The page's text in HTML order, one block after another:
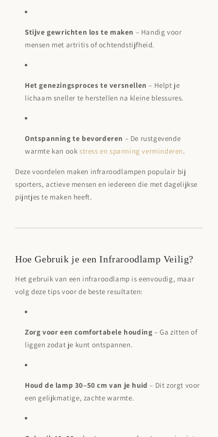
Stijve gewrichten los te maken – Handig voor
mensen met artritis of ochtendstijfheid.
Het genezingsproces te versnellen – Helpt je
lichaam sneller te herstellen na kleine blessures.
Ontspanning te bevorderen – De rustgevende
warmte kan ook stress en spanning verminderen.
Deze voordelen maken infraroodlampen populair bij
sporters, actieve mensen en iedereen die met dagelijkse
pijntjes te maken heeft.
Hoe Gebruik je een Infraroodlamp Veilig?
Het gebruik van een infraroodlamp is eenvoudig, maar
volg deze tips voor de beste resultaten:
Zorg voor een comfortabele houding – Ga zitten of
liggen zodat je kunt ontspannen.
Houd de lamp 30–50 cm van je huid – Dit zorgt voor
een gelijkmatige, zachte warmte.